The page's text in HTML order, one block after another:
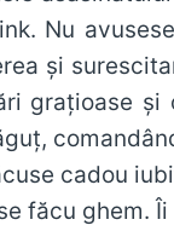
Nu
și
grațioase
cadou
făcu ghem.